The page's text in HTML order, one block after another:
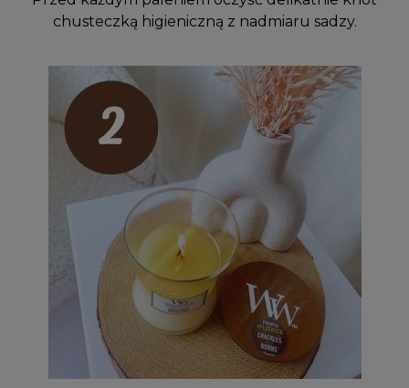
chusteczką higieniczną z nadmiaru sadzy.